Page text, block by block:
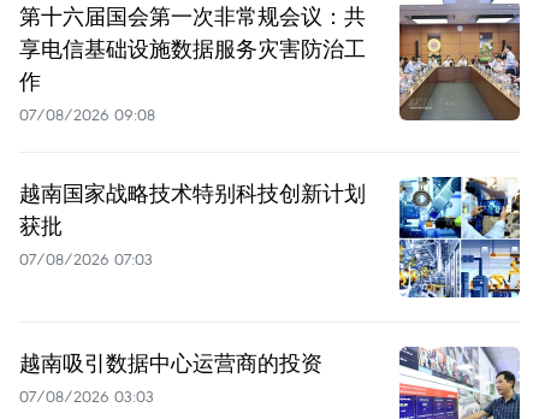
第十六届国会第一次非常规会议：共
享电信基础设施数据服务灾害防治工
作
07/08/2026 09:08
越南国家战略技术特别科技创新计划
获批
07/08/2026 07:03
越南吸引数据中心运营商的投资
07/08/2026 03:03